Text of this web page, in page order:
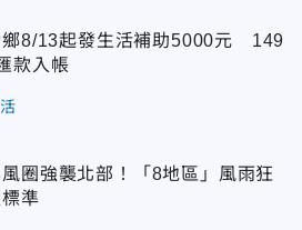
鄉8/13起發生活補助5000元 149
款入帳
圈強襲北部！「8地區」風雨狂
準